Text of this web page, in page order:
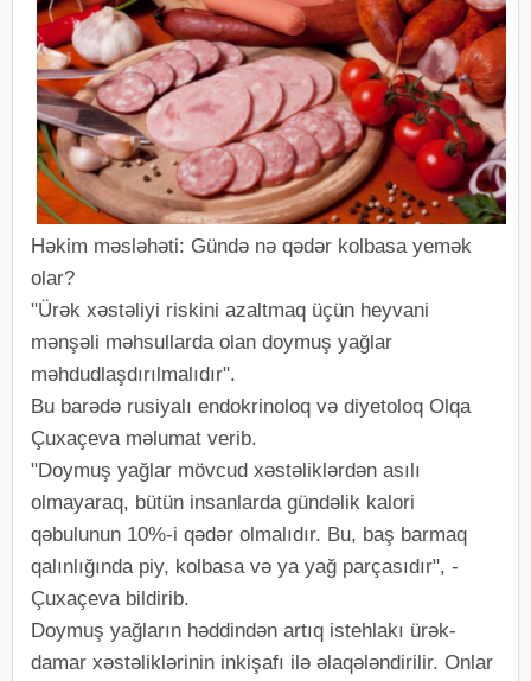
Həkim məsləhəti: Gündə nə qədər kolbasa yemək
olar?
"Ürək xəstəliyi riskini azaltmaq üçün heyvani
mənşəli məhsullarda olan doymuş yağlar
məhdudlaşdırılmalıdır".
Bu barədə rusiyalı endokrinoloq və diyetoloq Olqa
Çuxaçeva məlumat verib.
"Doymuş yağlar mövcud xəstəliklərdən asılı
olmayaraq, bütün insanlarda gündəlik kalori
qəbulunun 10%-i qədər olmalıdır. Bu, baş barmaq
qalınlığında piy, kolbasa və ya yağ parçasıdır", -
Çuxaçeva bildirib.
Doymuş yağların həddindən artıq istehlakı ürək-
damar xəstəliklərinin inkişafı ilə əlaqələndirilir. Onlar